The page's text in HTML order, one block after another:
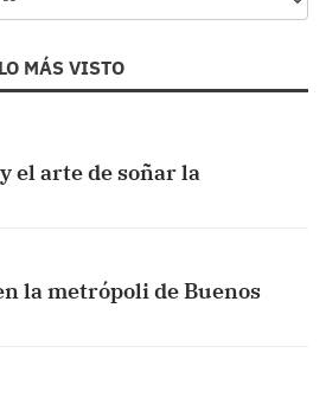
LO MÁS VISTO
el arte de soñar la
la metrópoli de Buenos